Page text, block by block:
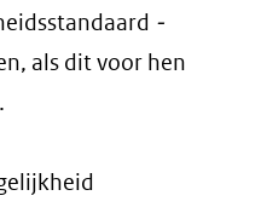
-
als dit voor hen